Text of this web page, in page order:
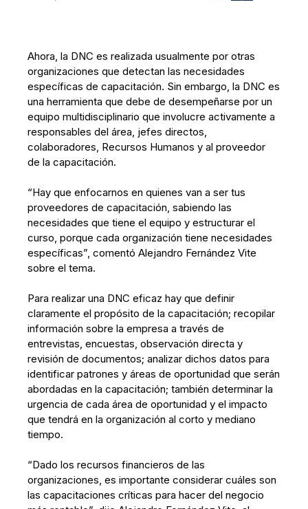
Ahora, la DNC es realizada usualmente por otras
organizaciones que detectan las necesidades
específicas de capacitación. Sin embargo, la DNC es
una herramienta que debe de desempeñarse por un
equipo multidisciplinario que involucre activamente a
responsables del área, jefes directos,
colaboradores, Recursos Humanos y al proveedor
de la capacitación.
“Hay que enfocarnos en quienes van a ser tus
proveedores de capacitación, sabiendo las
necesidades que tiene el equipo y estructurar el
curso, porque cada organización tiene necesidades
específicas”, comentó Alejandro Fernández Vite
sobre el tema.
Para realizar una DNC eficaz hay que definir
claramente el propósito de la capacitación; recopilar
información sobre la empresa a través de
entrevistas, encuestas, observación directa y
revisión de documentos; analizar dichos datos para
identificar patrones y áreas de oportunidad que serán
abordadas en la capacitación; también determinar la
urgencia de cada área de oportunidad y el impacto
que tendrá en la organización al corto y mediano
tiempo.
“Dado los recursos financieros de las
organizaciones, es importante considerar cuáles son
las capacitaciones críticas para hacer del negocio